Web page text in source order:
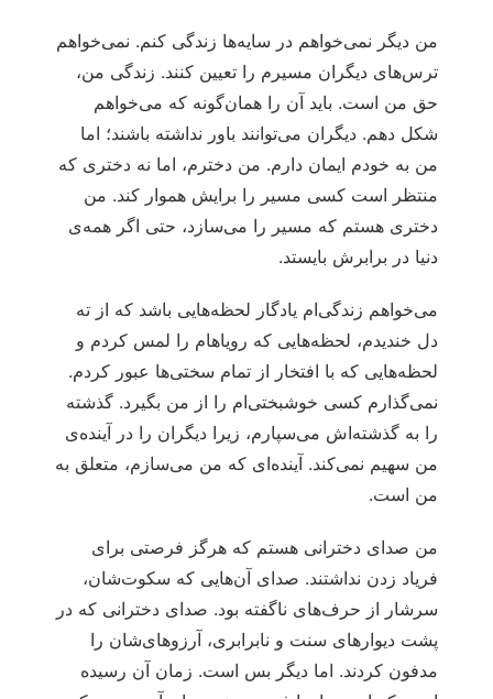
من دیگر نمی‌خواهم در سایه‌ها زندگی کنم. نمی‌خواهم
ترس‌های دیگران مسیرم را تعیین کنند. زندگی من،
حق من است. باید آن را همان‌گونه که می‌خواهم
شکل دهم. دیگران می‌توانند باور نداشته باشند؛ اما
من به خودم ایمان دارم. من دخترم، اما نه دختری که
منتظر است کسی مسیر را برایش هموار کند. من
دختری هستم که مسیر را می‌سازد، حتی اگر همه‌ی
دنیا در برابرش بایستد.
می‌خواهم زندگی‌ام یادگار لحظه‌هایی باشد که از ته
دل خندیدم، لحظه‌هایی که رویاهام را لمس کردم و
لحظه‌هایی که با افتخار از تمام سختی‌ها عبور کردم.
نمی‌گذارم کسی خوشبختی‌ام را از من بگیرد. گذشته
را به گذشته‌اش می‌سپارم، زیرا دیگران را در آینده‌ی
من سهیم نمی‌کند. آینده‌ای که من می‌سازم، متعلق به
من است.
من صدای دخترانی هستم که هرگز فرصتی برای
فریاد زدن نداشتند. صدای آن‌هایی که سکوت‌شان،
سرشار از حرف‌های ناگفته بود. صدای دخترانی که در
پشت دیوارهای سنت و نابرابری، آرزوهای‌شان را
مدفون کردند. اما دیگر بس است. زمان آن رسیده